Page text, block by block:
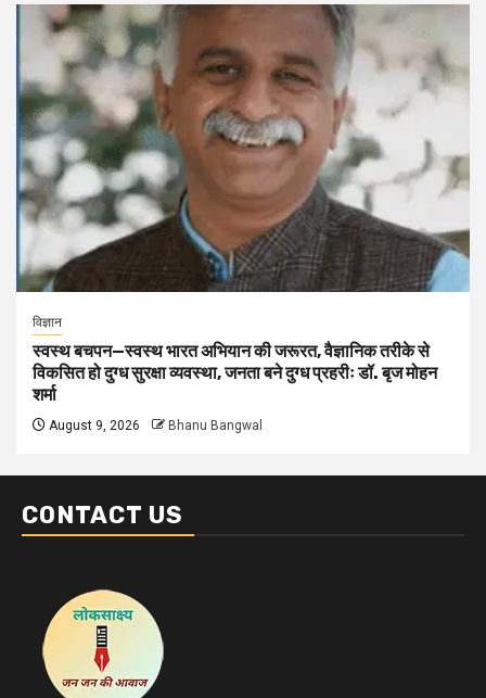
विज्ञान
स्वस्थ बचपन—स्वस्थ भारत अभियान की जरूरत, वैज्ञानिक तरीके से
विकसित हो दुग्ध सुरक्षा व्यवस्था, जनता बने दुग्ध प्रहरीः डॉ. बृज मोहन
शर्मा
August 9, 2026 Bhanu Bangwal
CONTACT US